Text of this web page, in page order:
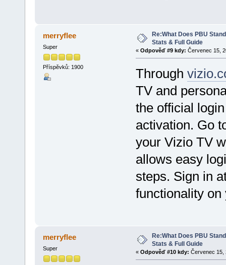
merryflee
Super
Příspěvků: 1900
Re:What Does PBU
Stats & Full Guide
« Odpověď #9 kdy: Červenec 15,
Through
TV and
the official
activation. Go
your Vizio TV
allows easy
steps. Sign in
functionality
merryflee
Super
Re:What Does PBU
Stats & Full Guide
« Odpověď #10 kdy: Červenec 15,